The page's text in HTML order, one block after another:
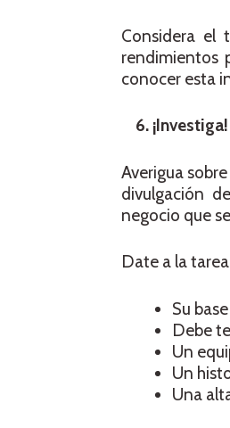
Considera el
rendimientos
conocer esta
6. ¡Investiga!
Averigua
divulgación
negocio que
Date a la
Su
Debe
Un
Un
Una